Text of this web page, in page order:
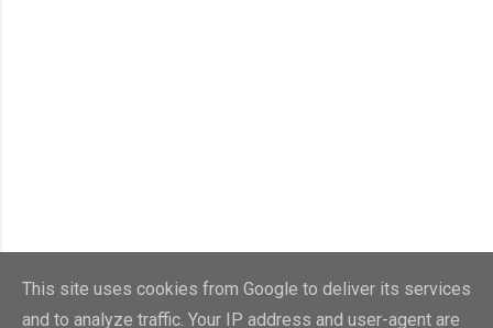
This site uses cookies from Google to deliver its services
and to analyze traffic. Your IP address and user-agent are